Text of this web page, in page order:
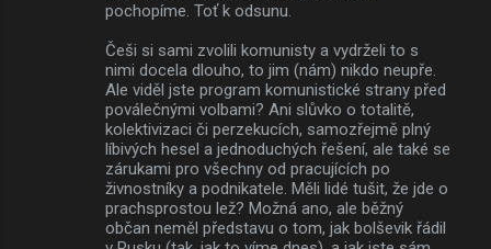
pochopíme. Toť k odsunu.
Češi si sami zvolili komunisty a vydrželi to s
nimi docela dlouho, to jim (nám) nikdo neupře.
Ale viděl jste program komunistické strany před
poválečnými volbami? Ani slůvko o totalitě,
kolektivizaci či perzekucích, samozřejmě plný
líbivých hesel a jednoduchých řešení, ale také se
zárukami pro všechny od pracujících po
živnostníky a podnikatele. Měli lidé tušit, že jde o
prachsprostou lež? Možná ano, ale běžný
občan neměl představu o tom, jak bolševik řádil